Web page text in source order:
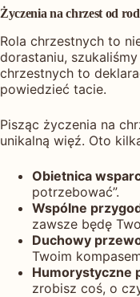
Życzenia na chrzest od
Rola chrzestnych to
dorastaniu,
chrzestnych to
powiedzieć tacie.
Pisząc życzenia na
unikalną więź. Oto
Obietnica
potrzebować”.
Wspólne
zawsze będę
Duchowy
Twoim
Humorystyczne
zrobisz coś, o